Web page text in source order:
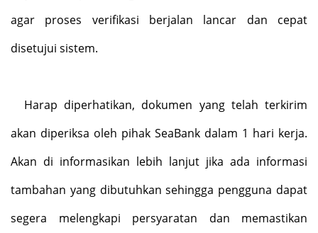
agar proses verifikasi berjalan lancar dan cepat
disetujui sistem.
Harap diperhatikan, dokumen yang telah terkirim
akan diperiksa oleh pihak SeaBank dalam 1 hari kerja.
Akan di informasikan lebih lanjut jika ada informasi
tambahan yang dibutuhkan sehingga pengguna dapat
segera melengkapi persyaratan dan memastikan